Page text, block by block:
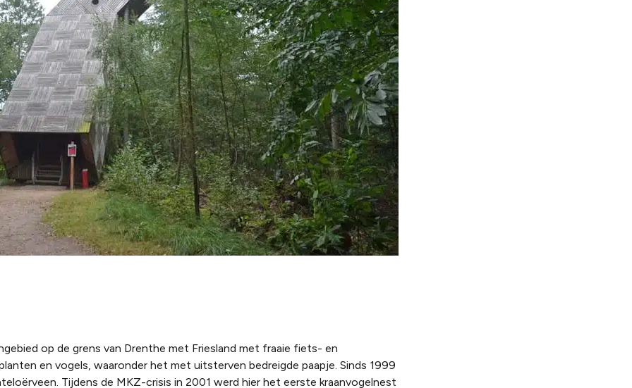
op de grens van Drenthe met Friesland met fraaie fiets- en
en vogels, waaronder het met uitsterven bedreigde paapje. Sinds 1999
Tijdens de MKZ-crisis in 2001 werd hier het eerste kraanvogelnest